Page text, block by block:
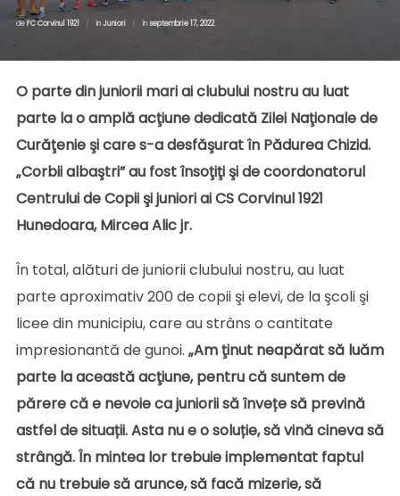
deFC Corvinul 1921 înJuniori înpe
septembrie 17, 2022
O parte din juniorii mari ai clubului nostru au luat
parte la o amplă acţiune dedicată Zilei Naţionale de
Curăţenie şi care s-a desfăşurat în Pădurea Chizid.
„Corbii albaştri” au fost însoţiţi şi de coordonatorul
Centrului de Copii şi juniori ai CS Corvinul 1921
Hunedoara, Mircea Alic jr.
În total, alături de juniorii clubului nostru, au luat
parte aproximativ 200 de copii şi elevi, de la şcoli şi
licee din municipiu, care au strâns o cantitate
impresionantă de gunoi. „Am ţinut neapărat să luăm
parte la această acţiune, pentru că suntem de
părere că e nevoie ca juniorii să învețe să prevină
astfel de situații. Asta nu e o soluție, să vină cineva să
strângă. În mintea lor trebuie implementat faptul
că nu trebuie să arunce, să facă mizerie, să